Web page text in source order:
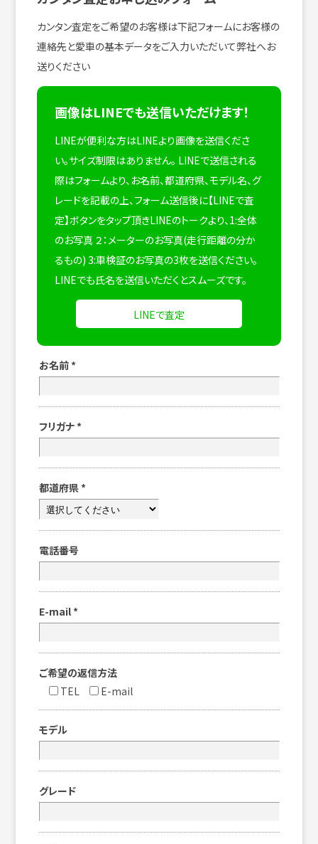
カンタン査定をご希望のお客様は下記フォームにお客様の
連絡先と愛車の基本データをご入力いただいて弊社へお
送りください
画像はLINEでも送信いただけます！
LINEが便利な方はLINEより画像を送信くださ
い。サイズ制限はありません。 LINEで送信される
際はフォームより、お名前、都道府県、モデル名、グ
レードを記載の上、フォーム送信後に【LINEで査
定】ボタンをタップ頂きLINEのトークより、1:全体
のお写真 ２：メーターのお写真(走行距離の分か
るもの) 3:車検証のお写真の3枚を送信ください。
LINEでも氏名を送信いただくとスムーズです。
LINEで査定
お名前 *
フリガナ *
都道府県 *
電話番号
E-mail *
ご希望の返信方法
TEL
E-mail
モデル
グレード